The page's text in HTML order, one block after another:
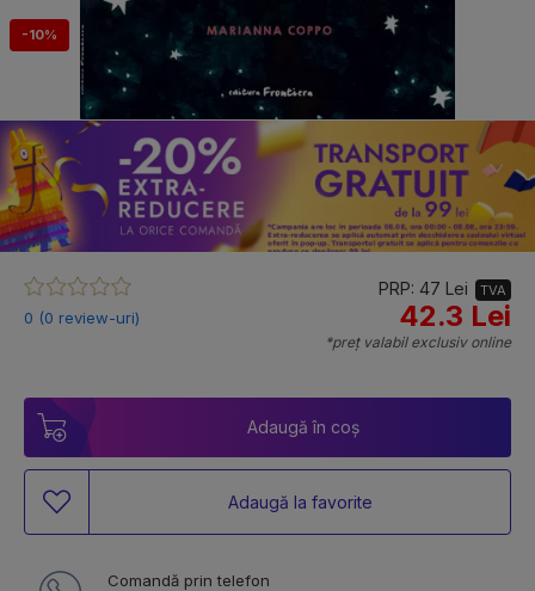
-10%
0 (0 review-uri)
PRP: 47 Lei TVA
42.3 Lei
*preț valabil exclusiv online
Adaugă în coș
Adaugă la favorite
Comandă prin telefon